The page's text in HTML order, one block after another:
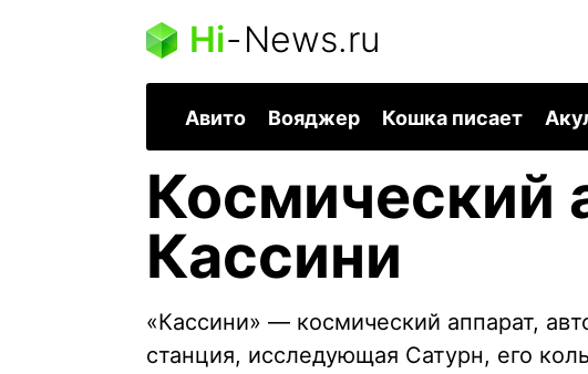
Hi-News.ru
Авито Вояджер Кошка писает
Космический
Кассини
«Кассини» — космический аппарат,
станция, исследующая Сатурн, его